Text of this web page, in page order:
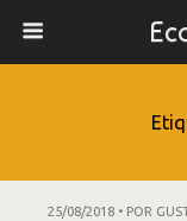
25/08/2018 • POR